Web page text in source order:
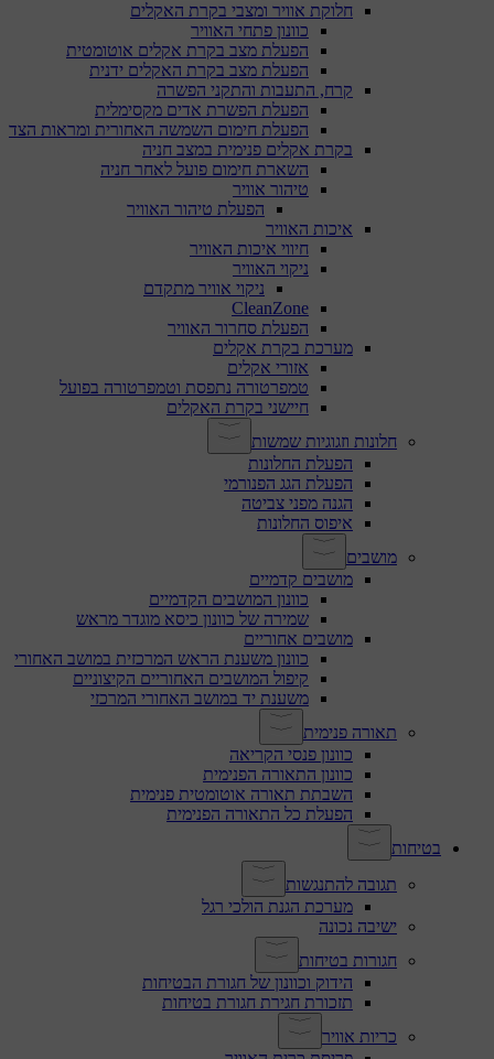
חלוקת אוויר ומצבי בקרת האקלים
כוונון פתחי האוויר
הפעלת מצב בקרת אקלים אוטומטית
הפעלת מצב בקרת האקלים ידנית
קרח, התעבות והתקני הפשרה
הפעלת הפשרת אדים מקסימלית
הפעלת חימום השמשה האחורית ומראות הצד
בקרת אקלים פנימית במצב חניה
השארת חימום פועל לאחר חניה
טיהור אוויר
הפעלת טיהור האוויר
איכות האוויר
חיווי איכות האוויר
ניקוי האוויר
ניקוי אוויר מתקדם
CleanZone
הפעלת סחרור האוויר
מערכת בקרת אקלים
אזורי אקלים
טמפרטורה נתפסת וטמפרטורה בפועל
חיישני בקרת האקלים
חלונות וזגוגיות שמשות
הפעלת החלונות
הפעלת הגג הפנורמי
הגנה מפני צביטה
איפוס החלונות
מושבים
מושבים קדמיים
כוונון המושבים הקדמיים
שמירה של כוונון כיסא מוגדר מראש
מושבים אחוריים
כוונון משענת הראש המרכזית במושב האחורי
קיפול המושבים האחוריים הקיצוניים
משענת יד במושב האחורי המרכזי
תאורה פנימית
כוונון פנסי הקריאה
כוונון התאורה הפנימית
השבתת תאורה אוטומטית פנימית
הפעלת כל התאורה הפנימית
בטיחות
תגובה להתנגשות
מערכת הגנת הולכי רגל
ישיבה נכונה
חגורות בטיחות
הידוק וכוונון של חגורת הבטיחות
תזכורת חגירת חגורת בטיחות
כריות אוויר